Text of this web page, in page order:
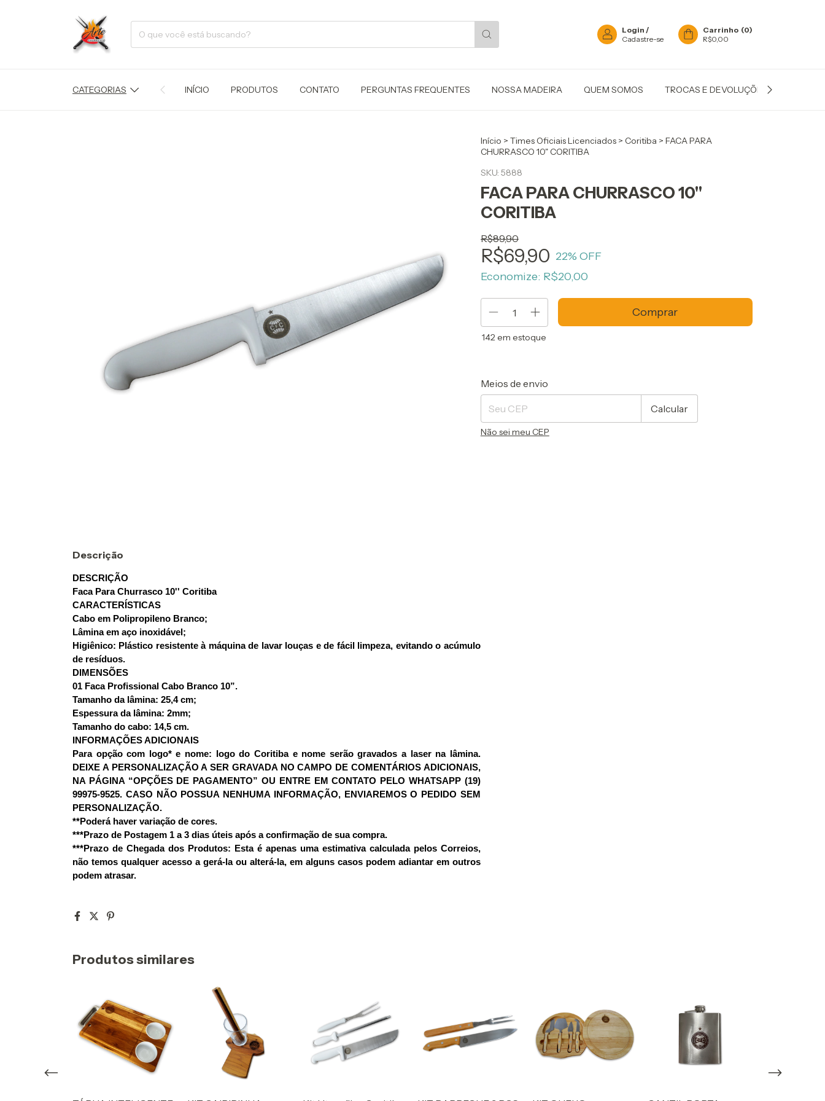
Login /
Cadastre-se
Carrinho (0)
R$0,00
CATEGORIAS INÍCIO PRODUTOS CONTATO PERGUNTAS FREQUENTES NOSSA MADEIRA QUEM SOMOS TROCAS E DEVOLUÇÕES
Início > Times Oficiais Licenciados > Coritiba > FACA PARA
CHURRASCO 10" CORITIBA
SKU: 5888
FACA PARA CHURRASCO 10"
CORITIBA
R$89,90
R$69,90 22% OFF
Economize: R$20,00
142em estoque
Entregas para o CEP:
Meios de envio
Calcular
Não sei meu CEP
Descrição
DESCRIÇÃO
Faca Para Churrasco 10'' Coritiba
CARACTERÍSTICAS
Cabo em Polipropileno Branco;
Lâmina em aço inoxidável;
Higiênico: Plástico resistente à máquina de lavar louças e de fácil limpeza, evitando o acúmulo
de resíduos.
DIMENSÕES
01 Faca Profissional Cabo Branco 10”.
Tamanho da lâmina: 25,4 cm;
Espessura da lâmina: 2mm;
Tamanho do cabo: 14,5 cm.
INFORMAÇÕES ADICIONAIS
Para opção com logo* e nome: logo do Coritiba e nome serão gravados a laser na lâmina.
DEIXE A PERSONALIZAÇÃO A SER GRAVADA NO CAMPO DE COMENTÁRIOS ADICIONAIS,
NA PÁGINA “OPÇÕES DE PAGAMENTO” OU ENTRE EM CONTATO PELO WHATSAPP (19)
99975-9525. CASO NÃO POSSUA NENHUMA INFORMAÇÃO, ENVIAREMOS O PEDIDO SEM
PERSONALIZAÇÃO.
**Poderá haver variação de cores.
***Prazo de Postagem 1 a 3 dias úteis após a confirmação de sua compra.
***Prazo de Chegada dos Produtos: Esta é apenas uma estimativa calculada pelos Correios,
não temos qualquer acesso a gerá-la ou alterá-la, em alguns casos podem adiantar em outros
podem atrasar.
Produtos similares